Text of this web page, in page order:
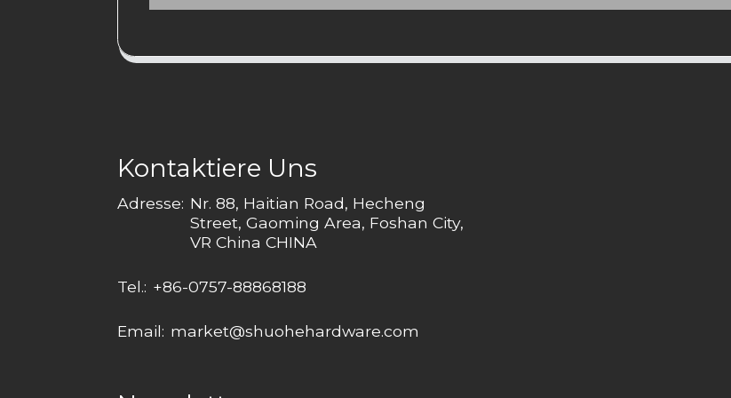
Kontaktiere Uns
Adresse: Nr. 88, Haitian Road, Hecheng
Street, Gaoming Area, Foshan City,
VR China CHINA
Tel.: +86-0757-88868188
Email: market@shuohehardware.com